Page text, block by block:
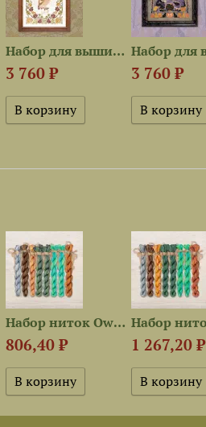
Набор для вышивания «Сипуха»
3 760 ₽ 3 760 ₽
Набор ниток OwlForest для...
806,40 ₽ 1 267,20 ₽